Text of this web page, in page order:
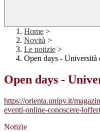
Home >
Novità >
Le notizie >
Open days - Università
Open days -
https://orienta.unipv.it/
eventi-online-conoscere-
Notizie